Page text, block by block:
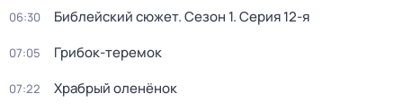
06:30 Библейский сюжет. Сезон 1. Серия 12-я
07:05 Грибок-теремок
07:22 Храбрый оленёнок